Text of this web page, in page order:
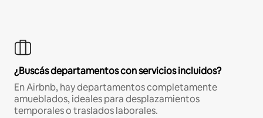
¿Buscás departamentos con servicios incluidos?
En Airbnb, hay departamentos completamente
amueblados, ideales para desplazamientos
temporales o traslados laborales.